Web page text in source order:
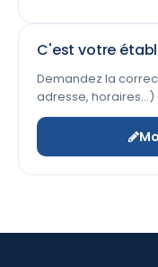
C'est votre
Demandez la
adresse, horaires…)